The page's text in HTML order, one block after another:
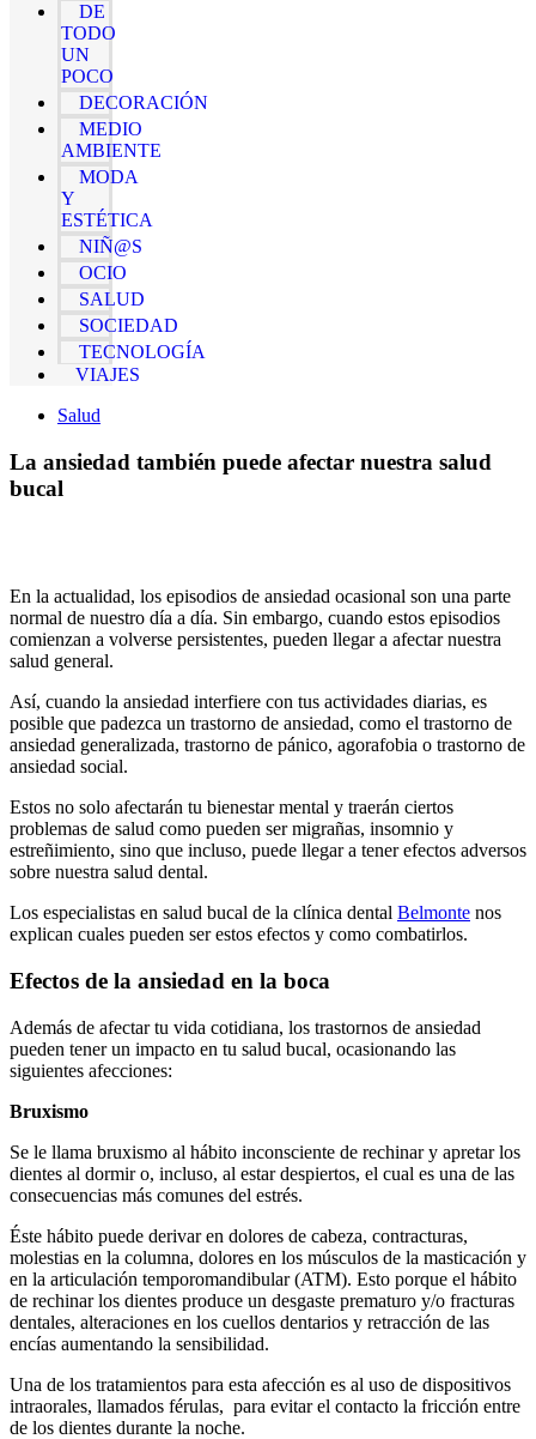
DE
TODO
UN
POCO
DECORACIÓN
MEDIO
AMBIENTE
MODA
Y
ESTÉTICA
NIÑ@S
OCIO
SALUD
SOCIEDAD
TECNOLOGÍA
VIAJES
Salud
La ansiedad también puede afectar nuestra salud
bucal
En la actualidad, los episodios de ansiedad ocasional son una parte
normal de nuestro día a día. Sin embargo, cuando estos episodios
comienzan a volverse persistentes, pueden llegar a afectar nuestra
salud general.
Así, cuando la ansiedad interfiere con tus actividades diarias, es
posible que padezca un trastorno de ansiedad, como el trastorno de
ansiedad generalizada, trastorno de pánico, agorafobia o trastorno de
ansiedad social.
Estos no solo afectarán tu bienestar mental y traerán ciertos
problemas de salud como pueden ser migrañas, insomnio y
estreñimiento, sino que incluso, puede llegar a tener efectos adversos
sobre nuestra salud dental.
Los especialistas en salud bucal de la clínica dental Belmonte nos
explican cuales pueden ser estos efectos y como combatirlos.
Efectos de la ansiedad en la boca
Además de afectar tu vida cotidiana, los trastornos de ansiedad
pueden tener un impacto en tu salud bucal, ocasionando las
siguientes afecciones:
Bruxismo
Se le llama bruxismo al hábito inconsciente de rechinar y apretar los
dientes al dormir o, incluso, al estar despiertos, el cual es una de las
consecuencias más comunes del estrés.
Éste hábito puede derivar en dolores de cabeza, contracturas,
molestias en la columna, dolores en los músculos de la masticación y
en la articulación temporomandibular (ATM). Esto porque el hábito
de rechinar los dientes produce un desgaste prematuro y/o fracturas
dentales, alteraciones en los cuellos dentarios y retracción de las
encías aumentando la sensibilidad.
Una de los tratamientos para esta afección es al uso de dispositivos
intraorales, llamados férulas, para evitar el contacto la fricción entre
de los dientes durante la noche.